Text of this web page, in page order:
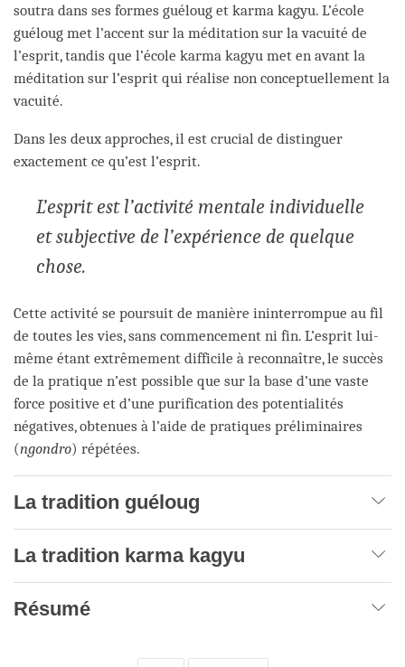
soutra dans ses formes guéloug et karma kagyu. L’école
guéloug met l’accent sur la méditation sur la vacuité de
l’esprit, tandis que l’école karma kagyu met en avant la
méditation sur l’esprit qui réalise non conceptuellement la
vacuité.
Dans les deux approches, il est crucial de distinguer
exactement ce qu’est l’esprit.
L’esprit est l’activité mentale individuelle
et subjective de l’expérience de quelque
chose.
Cette activité se poursuit de manière ininterrompue au fil
de toutes les vies, sans commencement ni fin. L’esprit lui-
même étant extrêmement difficile à reconnaître, le succès
de la pratique n’est possible que sur la base d’une vaste
force positive et d’une purification des potentialités
négatives, obtenues à l’aide de pratiques préliminaires
(ngondro) répétées.
La tradition guéloug
La tradition karma kagyu
Résumé